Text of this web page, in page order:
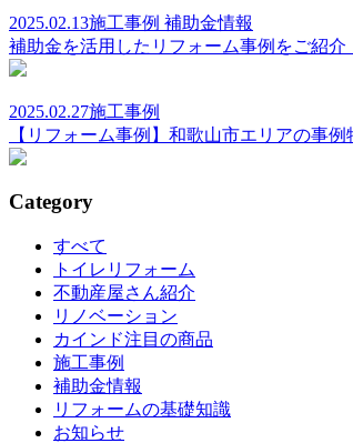
2025.02.13施工事例 補助金情報
補助金を活用したリフォーム事例をご紹介
2025.02.27施工事例
【リフォーム事例】和歌山市エリアの事例
Category
すべて
トイレリフォーム
不動産屋さん紹介
リノベーション
カインド注目の商品
施工事例
補助金情報
リフォームの基礎知識
お知らせ